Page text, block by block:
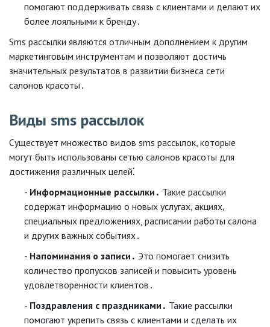
помогают поддерживать связь с клиентами и делают их
более лояльными к бренду․
Sms рассылки являются отличным дополнением к другим
маркетинговым инструментам и позволяют достичь
значительных результатов в развитии бизнеса сети
салонов красоты․
Виды sms рассылок
Существует множество видов sms рассылок, которые
могут быть использованы сетью салонов красоты для
достижения различных целей⁚
Информационные рассылки․ Такие рассылки
содержат информацию о новых услугах, акциях,
специальных предложениях, расписании работы салона
и других важных событиях․
Напоминания о записи․ Это помогает снизить
количество пропусков записей и повысить уровень
удовлетворенности клиентов․
Поздравления с праздниками․ Такие рассылки
помогают укрепить связь с клиентами и сделать их